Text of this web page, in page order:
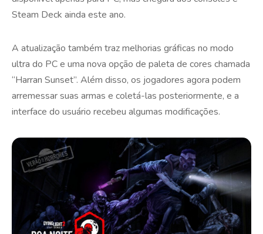
Steam Deck ainda este ano.
A atualização também traz melhorias gráficas no modo
ultra do PC e uma nova opção de paleta de cores chamada
“Harran Sunset”. Além disso, os jogadores agora podem
arremessar suas armas e coletá-las posteriormente, e a
interface do usuário recebeu algumas modificações.